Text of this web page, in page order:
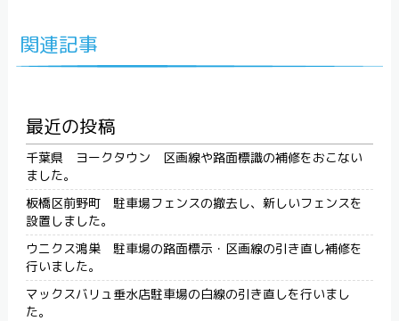
関連記事
最近の投稿
千葉県 ヨークタウン 区画線や路面標識の補修をおこない
ました。
板橋区前野町 駐車場フェンスの撤去し、新しいフェンスを
設置しました。
ウニクス鴻巣 駐車場の路面標示・区画線の引き直し補修を
行いました。
マックスバリュ垂水店駐車場の白線の引き直しを行いまし
た。